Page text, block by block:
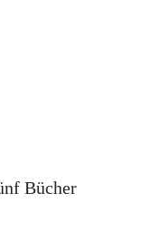
Bücher